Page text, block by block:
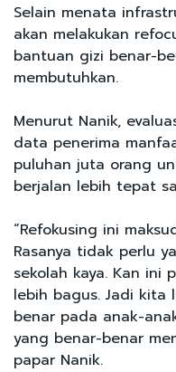
Selain menata
akan melakukan
bantuan gizi benar-
membutuhkan.
Menurut Nanik,
data penerima
puluhan juta orang
berjalan lebih tepat
“Refokusing ini
Rasanya tidak perlu
sekolah kaya. Kan ini
lebih bagus. Jadi kita
benar pada anak-
yang benar-benar
papar Nanik.